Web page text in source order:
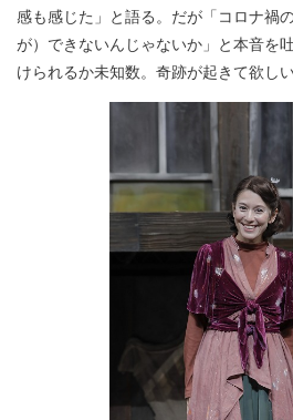
感も感じた」と語る。だが「コロナ禍
が）できないんじゃないか」と本音を
けられるか未知数。奇跡が起きて欲し